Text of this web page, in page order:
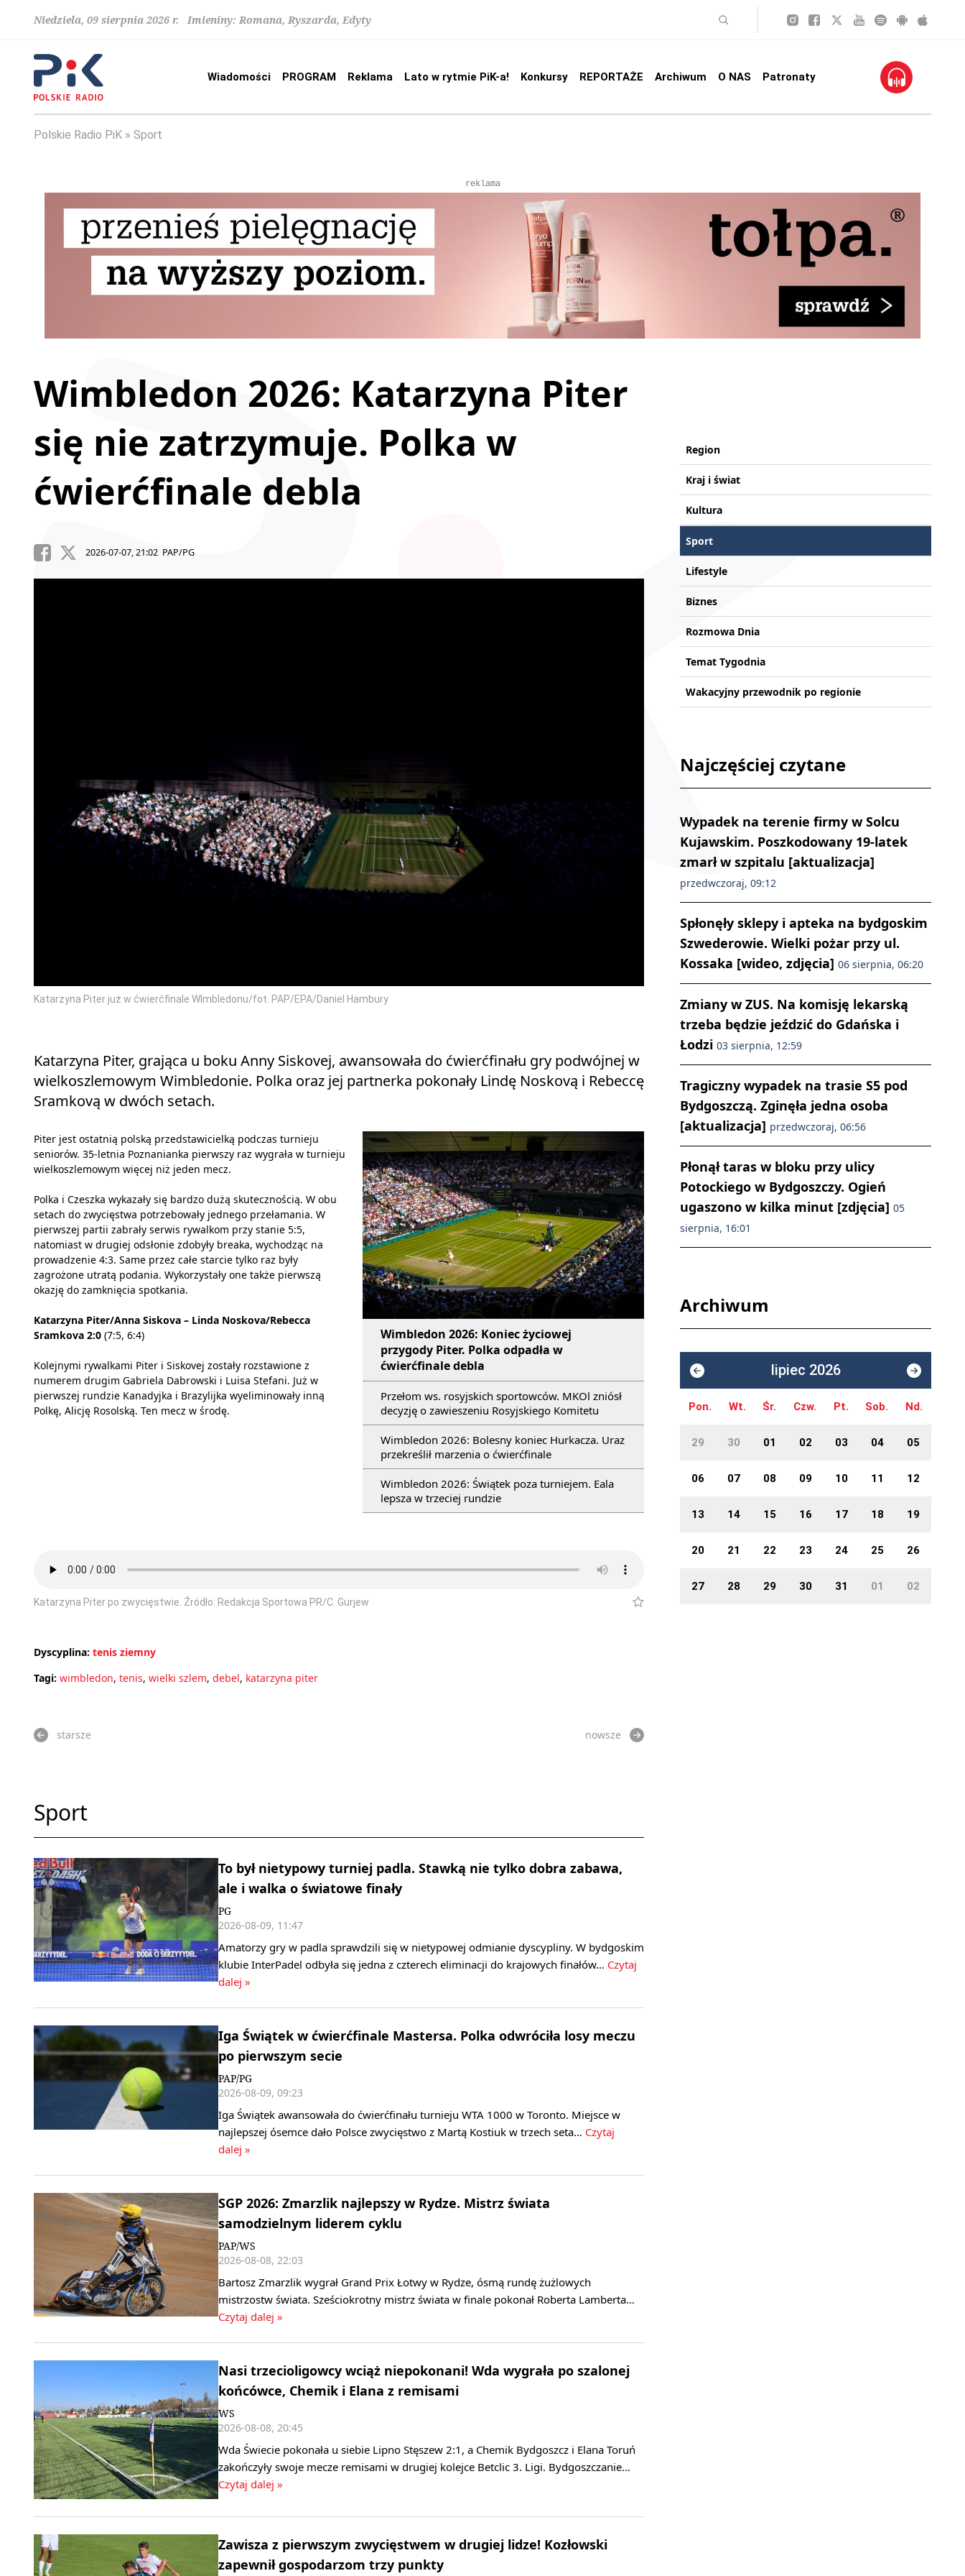
Niedziela, 09 sierpnia 2026 r. Imieniny: Romana, Ryszarda, Edyty
Wiadomości PROGRAM Reklama Lato w rytmie PiK-a! Konkursy REPORTAŻE Archiwum O NAS Patronaty
Polskie Radio PiK Sport
reklama
Wimbledon 2026: Katarzyna Piter
się nie zatrzymuje. Polka w
ćwierćfinale debla
2026-07-07, 21:02 PAP/PG
Katarzyna Piter już w ćwierćfinale WImbledonu/fot. PAP/EPA/Daniel Hambury
Katarzyna Piter, grająca u boku Anny Siskovej, awansowała do ćwierćfinału gry podwójnej w
wielkoszlemowym Wimbledonie. Polka oraz jej partnerka pokonały Lindę Noskovą i Rebeccę
Sramkovą w dwóch setach.
Wimbledon 2026: Koniec życiowej
przygody Piter. Polka odpadła w
ćwierćfinale debla
Przełom ws. rosyjskich sportowców. MKOl zniósł
decyzję o zawieszeniu Rosyjskiego Komitetu
Wimbledon 2026: Bolesny koniec Hurkacza. Uraz
przekreślił marzenia o ćwierćfinale
Wimbledon 2026: Świątek poza turniejem. Eala
lepsza w trzeciej rundzie
Piter jest ostatnią polską przedstawicielką podczas turnieju
seniorów. 35-letnia Poznanianka pierwszy raz wygrała w turnieju
wielkoszlemowym więcej niż jeden mecz.
Polka i Czeszka wykazały się bardzo dużą skutecznością. W obu
setach do zwycięstwa potrzebowały jednego przełamania. W
pierwszej partii zabrały serwis rywalkom przy stanie 5:5,
natomiast w drugiej odsłonie zdobyły breaka, wychodząc na
prowadzenie 4:3. Same przez całe starcie tylko raz były
zagrożone utratą podania. Wykorzystały one także pierwszą
okazję do zamknięcia spotkania.
Katarzyna Piter/Anna Siskova – Linda Noskova/Rebecca
Sramkova 2:0 (7:5, 6:4)
Kolejnymi rywalkami Piter i Siskovej zostały rozstawione z
numerem drugim Gabriela Dabrowski i Luisa Stefani. Już w
pierwszej rundzie Kanadyjka i Brazylijka wyeliminowały inną
Polkę, Alicję Rosolską. Ten mecz w środę.
Katarzyna Piter po zwycięstwie. Źródło: Redakcja Sportowa PR/C. Gurjew
Dyscyplina: tenis ziemny
Tagi: wimbledon, tenis, wielki szlem, debel, katarzyna piter
starsze nowsze
Sport
To był nietypowy turniej padla. Stawką nie tylko dobra zabawa,
ale i walka o światowe finały
PG
2026-08-09, 11:47
Amatorzy gry w padla sprawdzili się w nietypowej odmianie dyscypliny. W bydgoskim
klubie InterPadel odbyła się jedna z czterech eliminacji do krajowych finałów… Czytaj
dalej »
Iga Świątek w ćwierćfinale Mastersa. Polka odwróciła losy meczu
po pierwszym secie
PAP/PG
2026-08-09, 09:23
Iga Świątek awansowała do ćwierćfinału turnieju WTA 1000 w Toronto. Miejsce w
najlepszej ósemce dało Polsce zwycięstwo z Martą Kostiuk w trzech seta… Czytaj
dalej »
SGP 2026: Zmarzlik najlepszy w Rydze. Mistrz świata
samodzielnym liderem cyklu
PAP/WS
2026-08-08, 22:03
Bartosz Zmarzlik wygrał Grand Prix Łotwy w Rydze, ósmą rundę żużlowych
mistrzostw świata. Sześciokrotny mistrz świata w finale pokonał Roberta Lamberta…
Czytaj dalej »
Nasi trzecioligowcy wciąż niepokonani! Wda wygrała po szalonej
końcówce, Chemik i Elana z remisami
WS
2026-08-08, 20:45
Wda Świecie pokonała u siebie Lipno Stęszew 2:1, a Chemik Bydgoszcz i Elana Toruń
zakończyły swoje mecze remisami w drugiej kolejce Betclic 3. Ligi. Bydgoszczanie…
Czytaj dalej »
Zawisza z pierwszym zwycięstwem w drugiej lidze! Kozłowski
zapewnił gospodarzom trzy punkty
Region
Kraj i świat
Kultura
Sport
Lifestyle
Biznes
Rozmowa Dnia
Temat Tygodnia
Wakacyjny przewodnik po regionie
Najczęściej czytane
Wypadek na terenie firmy w Solcu
Kujawskim. Poszkodowany 19-latek
zmarł w szpitalu [aktualizacja]
przedwczoraj, 09:12
Spłonęły sklepy i apteka na bydgoskim
Szwederowie. Wielki pożar przy ul.
Kossaka [wideo, zdjęcia] 06 sierpnia, 06:20
Zmiany w ZUS. Na komisję lekarską
trzeba będzie jeździć do Gdańska i
Łodzi 03 sierpnia, 12:59
Tragiczny wypadek na trasie S5 pod
Bydgoszczą. Zginęła jedna osoba
[aktualizacja] przedwczoraj, 06:56
Płonął taras w bloku przy ulicy
Potockiego w Bydgoszczy. Ogień
ugaszono w kilka minut [zdjęcia] 05
sierpnia, 16:01
Archiwum
lipiec 2026
Pon. Wt. Śr. Czw. Pt. Sob. Nd.
29 30 01 02 03 04 05
06 07 08 09 10 11 12
13 14 15 16 17 18 19
20 21 22 23 24 25 26
27 28 29 30 31 01 02